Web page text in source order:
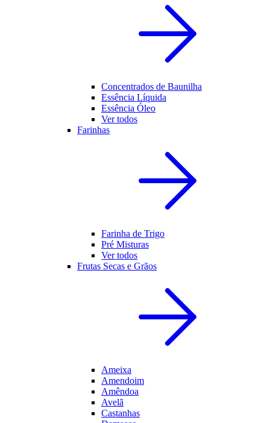
Concentrados de Baunilha
Essência Líquida
Essência Óleo
Ver todos
Farinhas
Farinha de Trigo
Pré Misturas
Ver todos
Frutas Secas e Grãos
Ameixa
Amendoim
Amêndoa
Avelã
Castanhas